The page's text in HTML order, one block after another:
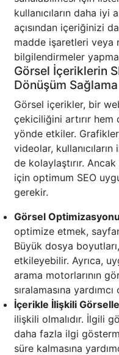
kullanıcıların daha iyi
açısından içeriğinizi
madde işaretleri veya
bilgilendirmeler
Görsel İçeriklerin
Dönüşüm Sağlama
Görsel içerikler, bir
çekiciliğini artırır hem
yönde etkiler.
videolar,
de kolaylaştırır.
için optimum SEO
gerekir.
Görsel
optimize etmek,
Büyük dosya
etkileyebilir. Ayrıca,
arama motorlarının
sıralamasına yardımcı
İçerikle İlişkili
ilişkili olmalıdır. İlgili
daha fazla ilgi
süre kalmasına